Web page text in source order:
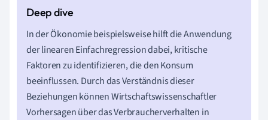
In der Ökonomie beispielsweise hilft die Anwendung
der linearen Einfachregression dabei, kritische
Faktoren zu identifizieren, die den Konsum
beeinflussen. Durch das Verständnis dieser
Beziehungen können Wirtschaftswissenschaftler
Vorhersagen über das Verbraucherverhalten in